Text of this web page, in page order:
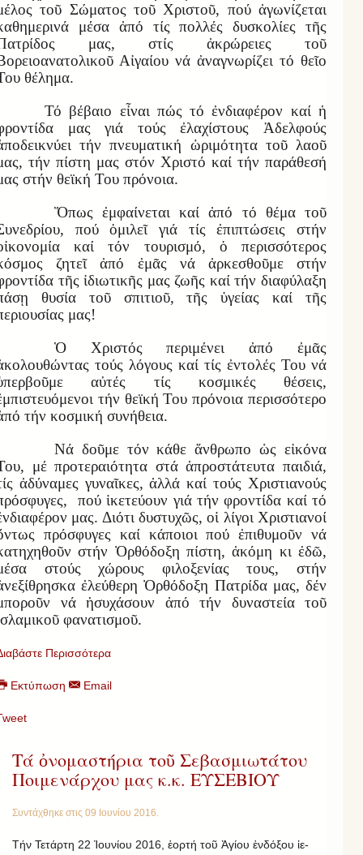
τοῦ Σώματος τοῦ Χριστοῦ, πού ἀγωνίζεται
μέσα ἀπό τίς πολλές δυσκολίες τῆς
μας, στίς ἀκρώρειες τοῦ
Αἰγαίου νά ἀναγνωρίζει τό θεῖο
θέλημα.
Τό βέβαιο εἶναι πώς τό ἐνδιαφέρον καί ἡ
μας γιά τούς ἐλαχίστους Ἀδελφούς
τήν πνευματική ὠριμότητα τοῦ λαοῦ
τήν πίστη μας στόν Χριστό καί τήν παράθεσή
στήν θεϊκή Του πρόνοια.
Ὅπως ἐμφαίνεται καί ἀπό τό θέμα τοῦ
πού ὁμιλεῖ γιά τίς ἐπιπτώσεις στήν
καί τόν τουρισμό, ὁ περισσότερος
ζητεῖ ἀπό ἐμᾶς νά ἀρκεσθοῦμε στήν
τῆς ἰδιωτικῆς μας ζωῆς καί τήν διαφύλαξη
θυσία τοῦ σπιτιοῦ, τῆς ὑγείας καί τῆς
μας!
Ὁ Χριστός περιμένει ἀπό ἐμᾶς
τούς λόγους καί τίς ἐντολές Του νά
αὐτές τίς κοσμικές θέσεις,
τήν θεϊκή Του πρόνοια περισσότερο
τήν κοσμική συνήθεια.
Νά δοῦμε τόν κάθε ἄνθρωπο ὡς εἰκόνα
μέ προτεραιότητα στά ἀπροστάτευτα παιδιά,
ἀδύναμες γυναῖκες, ἀλλά καί τούς Χριστιανούς
πού ἱκετεύουν γιά τήν φροντίδα καί τό
μας. Διότι δυστυχῶς, οἱ λίγοι Χριστιανοί
πρόσφυγες καί κάποιοι πού ἐπιθυμοῦν νά
στήν Ὀρθόδοξη πίστη, ἀκόμη κι ἐδῶ,
στούς χώρους φιλοξενίας τους, στήν
ἐλεύθερη Ὀρθόδοξη Πατρίδα μας, δέν
νά ἡσυχάσουν ἀπό τήν δυναστεία τοῦ
φανατισμοῦ.
Περισσότερα
Εκτύπωση Email
Τά ὀνομαστήρια τοῦ Σεβασμιωτάτου
Ποιμενάρχου μας κ.κ. ΕΥΣΕΒΙΟΥ
Συντάχθηκε στις 09 Ιουνίου 2016.
Τήν Τετάρτη 22 Ἰ­ου­νίου 2016, ἑ­ορτή τοῦ Ἁ­γίου ἐν­δό­ξου ἱ­ε­